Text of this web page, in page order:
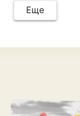
Еще